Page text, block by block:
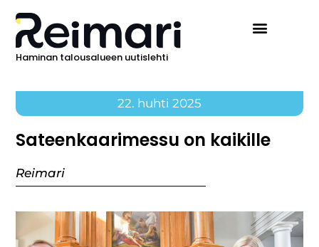
Haminan talousalueen uutislehti
22. huhti 2025
Sateenkaarimessu on kaikille
Reimari